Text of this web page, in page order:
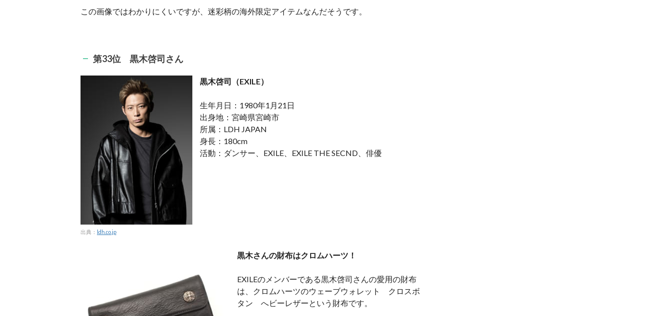
この画像ではわかりにくいですが、迷彩柄の海外限定アイテムなんだそうです。
第33位 黒木啓司さん
出典： ldh.co.jp
黒木啓司（EXILE）
生年月日：1980年1月21日
出身地：宮崎県宮崎市
所属：LDH JAPAN
身長：180cm
活動：ダンサー、EXILE、EXILE THE SECND、俳優
黒木さんの財布はクロムハーツ！
EXILEのメンバーである黒木啓司さんの愛用の財布
は、クロムハーツのウェーブウォレット クロスボ
タン へビーレザーという財布です。